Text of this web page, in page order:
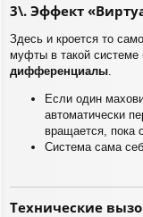
3\. Эффект
Здесь и кроется то
муфты в такой системе
дифференциалы.
Если один
автоматически
вращается, пока
Система сама
Технические